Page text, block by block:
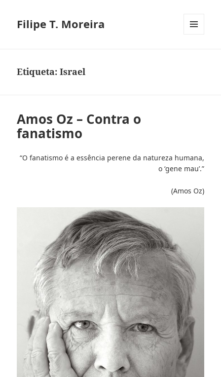
Filipe T. Moreira
Etiqueta:Israel
Amos Oz – Contra o
fanatismo
“O fanatismo é a essência perene da natureza humana,
o ‘gene mau’.”
(Amos Oz)